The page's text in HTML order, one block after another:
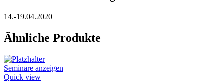
14.-19.04.2020
Ähnliche Produkte
Seminare anzeigen
Quick view